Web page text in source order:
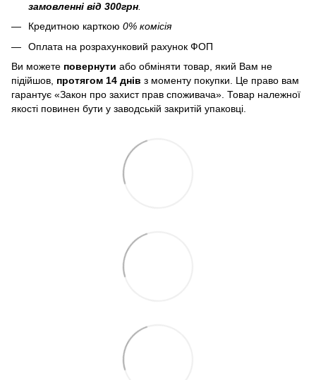
замовленні від 300грн
Кредитною карткою 0% комісія
Оплата на розрахунковий рахунок ФОП
Ви можете повернути або обміняти товар, який Вам не
підійшов, протягом 14 днів з моменту покупки. Це право вам
гарантує «Закон про захист прав споживача». Товар належної
якості повинен бути у заводській закритій упаковці.